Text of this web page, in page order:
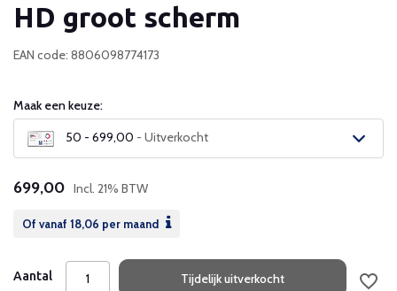
HD groot scherm
EAN code: 8806098774173
Maak een keuze:
50 - 699,00 - Uitverkocht
Uitverkocht
699,00 Incl. 21% BTW
Of vanaf 18,06 per maand
Aantal Tijdelijk uitverkocht